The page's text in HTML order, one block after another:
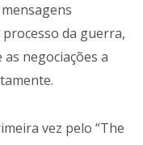
da guerra,
negociações a
vez pelo “The